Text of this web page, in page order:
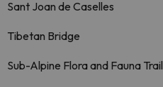
Sant Joan de Caselles
Tibetan Bridge
Sub-Alpine Flora and Fauna Trail